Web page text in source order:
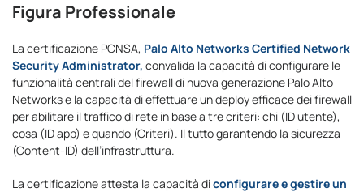
Figura Professionale
La certificazione PCNSA, Palo Alto Networks Certified Network
Security Administrator, convalida la capacità di configurare le
funzionalità centrali del firewall di nuova generazione Palo Alto
Networks e la capacità di effettuare un deploy efficace dei firewall
per abilitare il traffico di rete in base a tre criteri: chi (ID utente),
cosa (ID app) e quando (Criteri). Il tutto garantendo la sicurezza
(Content-ID) dell’infrastruttura.
La certificazione attesta la capacità diconfigurare e gestire un